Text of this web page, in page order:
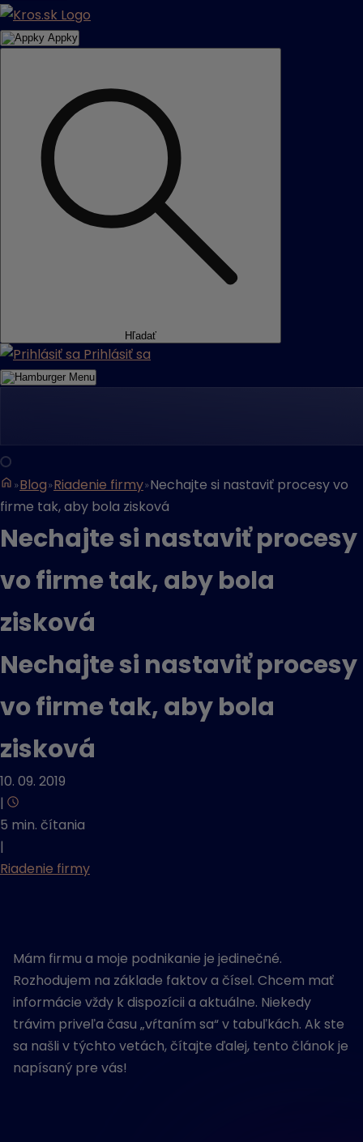
Appky
Hľadať
Prihlásiť sa
Menu
Blog Riadenie firmy Nechajte si nastaviť procesy vo
firme tak, aby bola zisková
Nechajte si nastaviť procesy
vo firme tak, aby bola
zisková
Nechajte si nastaviť procesy
vo firme tak, aby bola
zisková
10. 09. 2019
|
5 min. čítania
|
Riadenie firmy
Mám firmu a moje podnikanie je jedinečné.
Rozhodujem na základe faktov a čísel. Chcem mať
informácie vždy k dispozícii a aktuálne. Niekedy
trávim priveľa času „vŕtaním sa“ v tabuľkách. Ak ste
sa našli v týchto vetách, čítajte ďalej, tento článok je
napísaný pre vás!